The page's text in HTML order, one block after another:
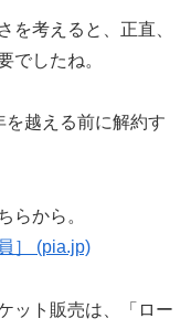
を考えると、正直、
でしたね。
越える前に解約す
らから。
］ (pia.jp)
ット販売は、「ロー